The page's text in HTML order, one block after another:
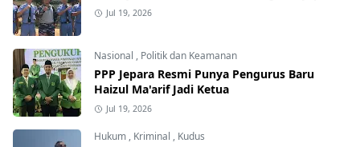
Jul 19, 2026
Nasional , Politik dan Keamanan
PPP Jepara Resmi Punya Pengurus Baru
Haizul Ma'arif Jadi Ketua
Jul 19, 2026
Hukum , Kriminal , Kudus